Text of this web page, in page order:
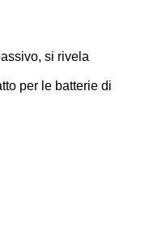
si rivela
per le batterie di